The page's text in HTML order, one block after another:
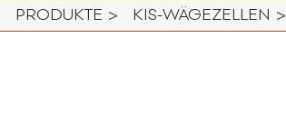
PRODUKTE > KIS-WÄGEZELLEN >